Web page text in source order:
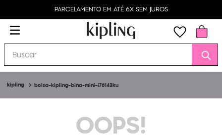
PARCELAMENTO EM ATÉ 6X SEM JUROS
Buscar
bolsa-kipling-bina-mini-i76143ku
OOPS!